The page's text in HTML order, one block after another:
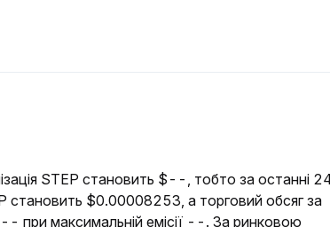
STEP становить $--, тобто за останні
становить $0.00008253, а торговий обсяг за
при максимальній емісії --. За ринковою